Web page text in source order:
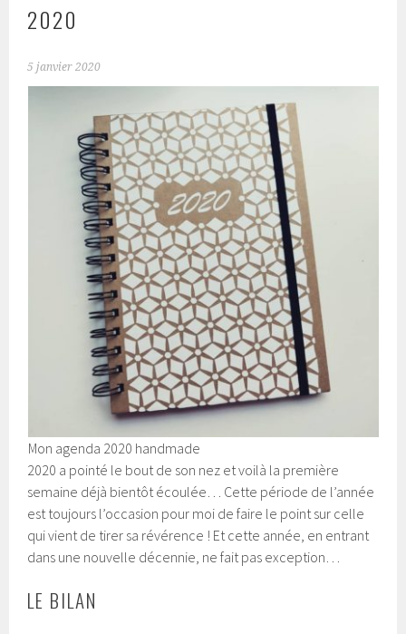
2020
5 janvier 2020
Mon agenda 2020 handmade
2020 a pointé le bout de son nez et voilà la première
semaine déjà bientôt écoulée… Cette période de l’année
est toujours l’occasion pour moi de faire le point sur celle
qui vient de tirer sa révérence ! Et cette année, en entrant
dans une nouvelle décennie, ne fait pas exception…
LE BILAN